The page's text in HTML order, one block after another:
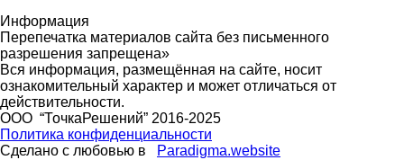
Информация
Перепечатка материалов сайта без письменного
разрешения запрещена»
Вся информация, размещённая на сайте, носит
ознакомительный характер и может отличаться от
действительности.
ООО “ТочкаРешений” 2016-2025
Политика конфиденциальности
Сделано с любовью в
Paradigma.website